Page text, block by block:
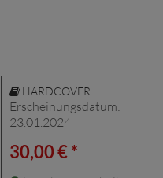
HARDCOVER
Erscheinungsdatum:
23.01.2024
30,00 € *